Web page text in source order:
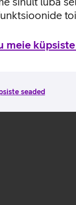
meie
seaded
mAh